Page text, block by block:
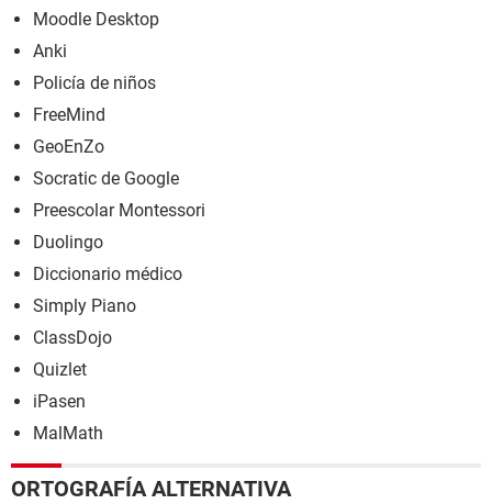
Moodle Desktop
Anki
Policía de niños
FreeMind
GeoEnZo
Socratic de Google
Preescolar Montessori
Duolingo
Diccionario médico
Simply Piano
ClassDojo
Quizlet
iPasen
MalMath
ORTOGRAFÍA ALTERNATIVA